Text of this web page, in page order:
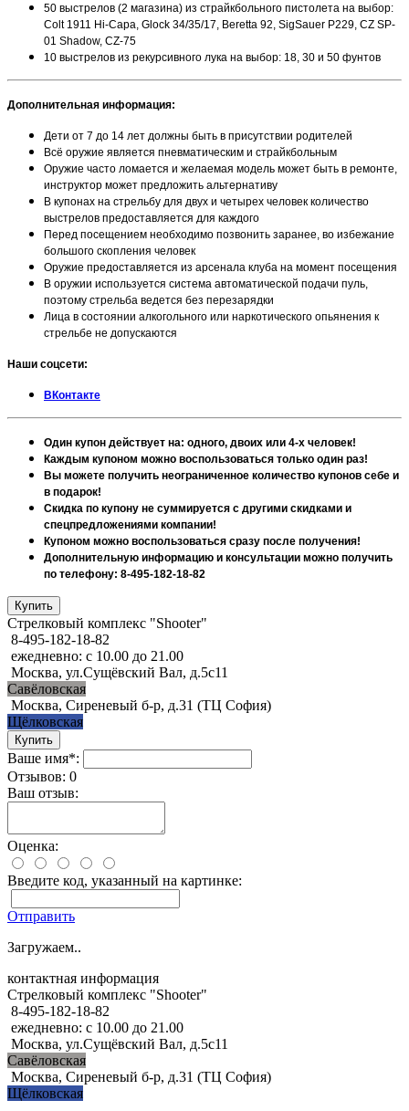
50 выстрелов (2 магазина) из страйкбольного пистолета на выбор:
Colt 1911 Hi-Capa, Glock 34/35/17, Beretta 92, SigSauer P229, CZ SP-
01 Shadow, CZ-75
10 выстрелов из рекурсивного лука на выбор: 18, 30 и 50 фунтов
Дополнительная информация:
Дети от 7 до 14 лет должны быть в присутствии родителей
Всё оружие является пневматическим и страйкбольным
Оружие часто ломается и желаемая модель может быть в ремонте,
инструктор может предложить альтернативу
В купонах на стрельбу для двух и четырех человек количество
выстрелов предоставляется для каждого
Перед посещением необходимо позвонить заранее, во избежание
большого скопления человек
Оружие предоставляется из арсенала клуба на момент посещения
В оружии используется система автоматической подачи пуль,
поэтому стрельба ведется без перезарядки
Лица в состоянии алкогольного или наркотического опьянения к
стрельбе не допускаются
Наши соцсети:
ВКонтакте
Один купон действует на: одного, двоих или 4-х человек!
Каждым купоном можно воспользоваться только один раз!
Вы можете получить неограниченное количество купонов себе и
в подарок!
Скидка по купону не суммируется с другими скидками и
спецпредложениями компании!
Купоном можно воспользоваться сразу после получения!
Дополнительную информацию и консультации можно получить
по телефону: 8-495-182-18-82
Стрелковый комплекс "Shooter"
8-495-182-18-82
ежедневно: с 10.00 до 21.00
Москва, ул.Сущёвский Вал, д.5с11
Савёловская
Москва, Сиреневый б-р, д.31 (ТЦ София)
Щёлковская
Ваше имя*:
Отзывов: 0
Ваш отзыв:
Оценка:
Введите код, указанный на картинке:
Отправить
Загружаем..
контактная информация
Стрелковый комплекс "Shooter"
8-495-182-18-82
ежедневно: с 10.00 до 21.00
Москва, ул.Сущёвский Вал, д.5с11
Савёловская
Москва, Сиреневый б-р, д.31 (ТЦ София)
Щёлковская